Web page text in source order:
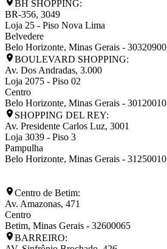
BH SHOPPING:
BR-356, 3049
Loja 25 - Piso Nova Lima
Belvedere
Belo Horizonte, Minas Gerais - 30320900
BOULEVARD SHOPPING:
Av. Dos Andradas, 3.000
Loja 2075 - Piso 02
Centro
Belo Horizonte, Minas Gerais - 30120010
SHOPPING DEL REY:
Av. Presidente Carlos Luz, 3001
Loja 3039 - Piso 3
Pampulha
Belo Horizonte, Minas Gerais - 31250010
Centro de Betim:
Av. Amazonas, 471
Centro
Betim, Minas Gerais - 32600065
BARREIRO: